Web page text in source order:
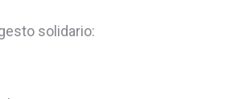
solidario: